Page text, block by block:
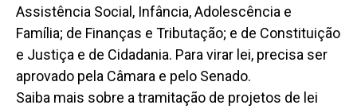
Assistência Social, Infância, Adolescência e
Família; de Finanças e Tributação; e de Constituição
e Justiça e de Cidadania. Para virar lei, precisa ser
aprovado pela Câmara e pelo Senado.
Saiba mais sobre a tramitação de projetos de lei